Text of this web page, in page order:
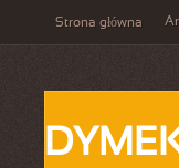
Strona główna